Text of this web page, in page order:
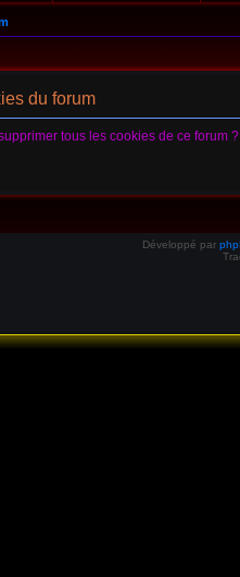
du forum
tous les cookies de ce forum ?
Développé par